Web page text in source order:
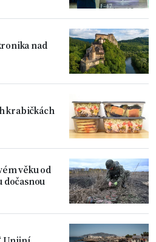
nad
krabičkách
věku od
dočasnou